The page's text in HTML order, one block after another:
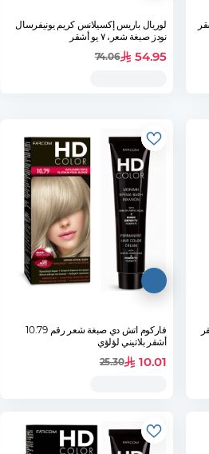
رقم 10.1 أشقر
لوريال باريس إكسيلانس كريم يونيفرسال
نودز صبغة شعر، ٧ يو أشقر
54.95
74.06
أشقر
فاركوم اتش دي صبغة شعر رقم 10.79
أشقر بلاتيني لؤلؤي
10.01
25.30